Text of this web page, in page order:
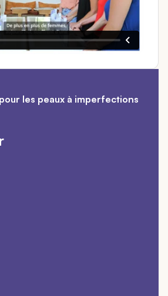
les peaux à imperfections